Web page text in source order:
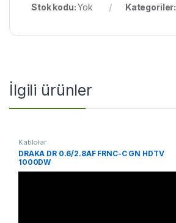
Stok kodu:Yok Kategoriler:
İlgili ürünler
Kablolar
DRAKA DR 0.6/2.8AF FRNC-C GN HDTV
1000DW